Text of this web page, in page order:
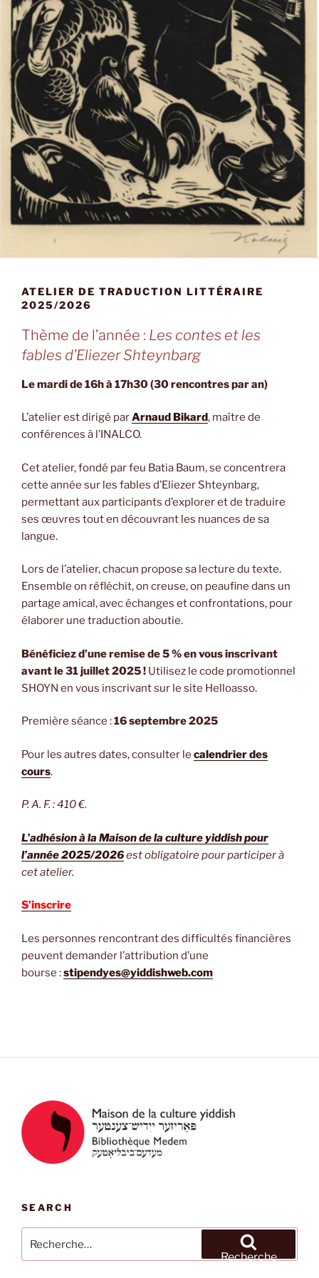
ATELIER DE TRADUCTION LITTÉRAIRE
2025/2026
Thème de l’année : Les contes et les
fables d’Eliezer Shteynbarg
Le mardi de 16h à 17h30 (30 rencontres par an)
L’atelier est dirigé parArnaud Bikard, maître de
conférences à l’INALCO.
Cet atelier, fondé par feu Batia Baum, se concentrera
cette année sur les fables d’Eliezer Shteynbarg,
permettant aux participants d’explorer et de traduire
ses œuvres tout en découvrant les nuances de sa
langue.
Lors de l’atelier, chacun propose sa lecture du texte.
Ensemble on réfléchit, on creuse, on peaufine dans un
partage amical, avec échanges et confrontations, pour
élaborer une traduction aboutie.
Bénéficiez d’une remise de 5 % en vous inscrivant
avant le 31 juillet 2025 ! Utilisez le code promotionnel
SHOYN en vous inscrivant sur le site Helloasso.
Première séance :16 septembre 2025
Pour les autres dates, consulter le calendrier des
cours.
P. A. F. : 410 €.
L’adhésion à la Maison de la culture yiddish pour
l’année 2025/2026est obligatoire pour participer à
cet atelier.
S’inscrire
Les personnes rencontrant des difficultés financières
peuvent demander l’attribution d’une
bourse :stipendyes@yiddishweb.com
littéraire
SEARCH
pour
Recherche